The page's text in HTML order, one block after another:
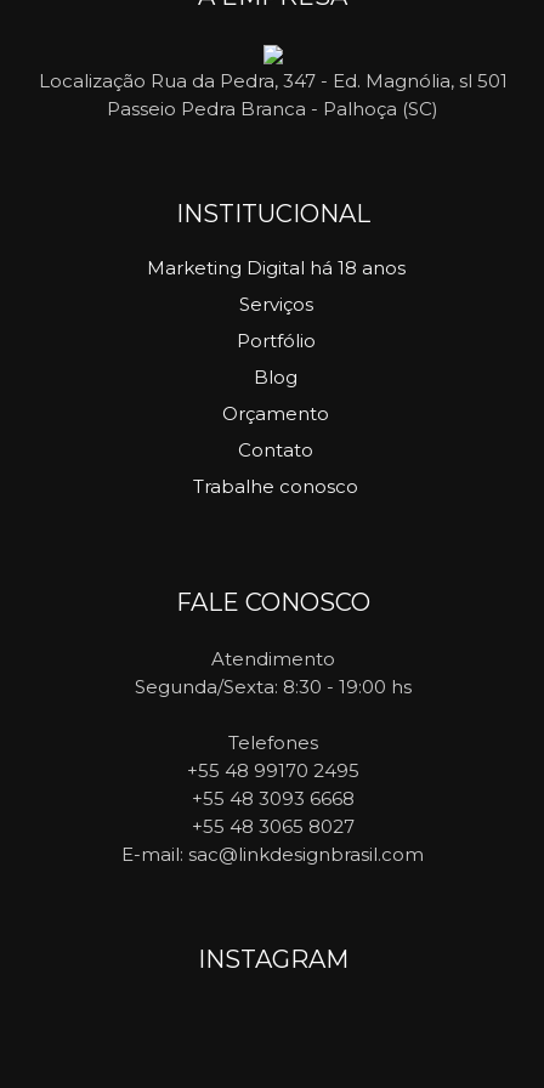
Localização Rua da Pedra, 347 - Ed. Magnólia, sl 501
Passeio Pedra Branca - Palhoça (SC)
INSTITUCIONAL
Marketing Digital há 18 anos
Serviços
Portfólio
Blog
Orçamento
Contato
Trabalhe conosco
FALE CONOSCO
Atendimento
Segunda/Sexta: 8:30 - 19:00 hs
Telefones
+55 48 99170 2495
+55 48 3093 6668
+55 48 3065 8027
E-mail: sac@linkdesignbrasil.com
INSTAGRAM